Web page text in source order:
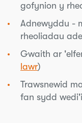
gofynion y
Adnewyddu -
rheoliadau
Gwaith ar
lawr)
Trawsnewid
fan sydd